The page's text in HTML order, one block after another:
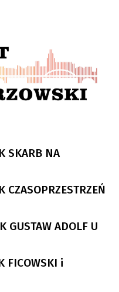
SKARB NA
ADOLF U
FICOWSKI i